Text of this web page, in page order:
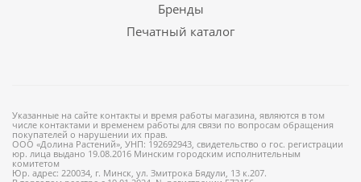
Бренды
Печатный каталог
Указанные на сайте контакты и время работы магазина, являются в том
числе контактами и временем работы для связи по вопросам обращения
покупателей о нарушении их прав.
ООО «Долина Растений», УНП: 192692943, свидетельство о гос. регистрации
юр. лица выдано 19.08.2016 Минским городским исполнительным
комитетом
Юр. адрес: 220034, г. Минск, ул. Змитрока Бядули, 13 к.207.